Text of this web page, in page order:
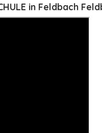
in Feldbach